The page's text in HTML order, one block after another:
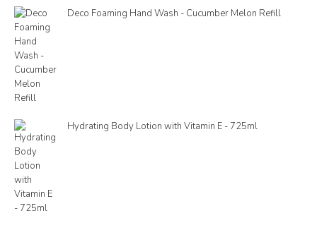
Deco Foaming Hand Wash - Cucumber Melon Refill
Hydrating Body Lotion with Vitamin E - 725ml